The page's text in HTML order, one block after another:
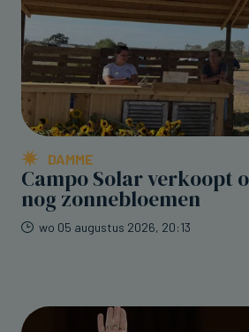
DAMME
Campo Solar verkoopt
nog zonnebloemen
wo 05 augustus 2026, 20:13